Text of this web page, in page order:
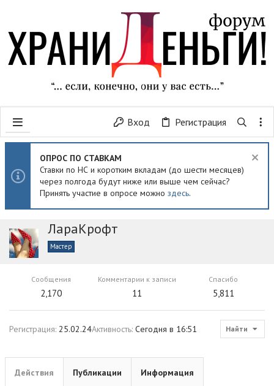
Вход Регистрация
ОПРОС ПО СТАВКАМ
Ставки по НС и коротким вкладам (до шести месяцев)
через полгода будут ниже или выше чем сейчас?
Принять участие в опросе можно здесь.
ЛараКрофт
Мастер
Сообщения
2,170
Комментарии к записи
11
Спасибо
5,811
Регистрация 25.02.24Активность Сегодня в 16:51 Найти
Действия Публикации Информация